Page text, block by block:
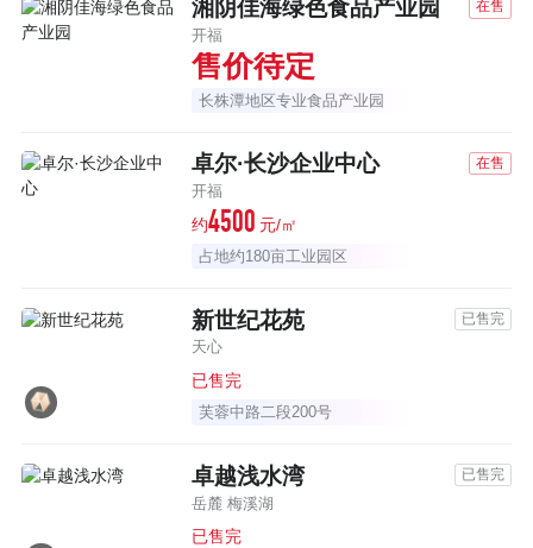
湘阴佳海绿色食品产业园 在售
开福
售价待定
长株潭地区专业食品产业园
卓尔·长沙企业中心 在售
开福
约4500 元/㎡
占地约180亩工业园区
新世纪花苑 已售完
天心
已售完
芙蓉中路二段200号
卓越浅水湾 已售完
岳麓 梅溪湖
已售完